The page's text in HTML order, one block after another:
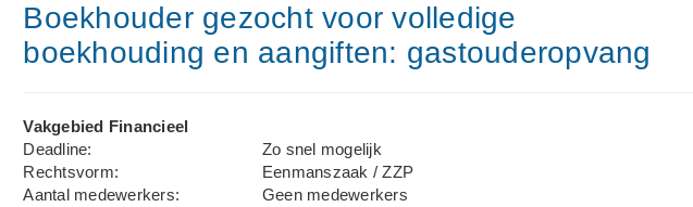
Boekhouder gezocht voor volledige
boekhouding en aangiften: gastouderopvang
Vakgebied Financieel
Deadline:
Zo snel mogelijk
Rechtsvorm:
Eenmanszaak / ZZP
Aantal medewerkers:
Geen medewerkers